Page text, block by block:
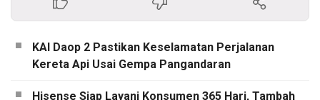
KAI Daop 2 Pastikan Keselamatan Perjalanan
Kereta Api Usai Gempa Pangandaran
Hisense Siap Layani Konsumen 365 Hari, Tambah